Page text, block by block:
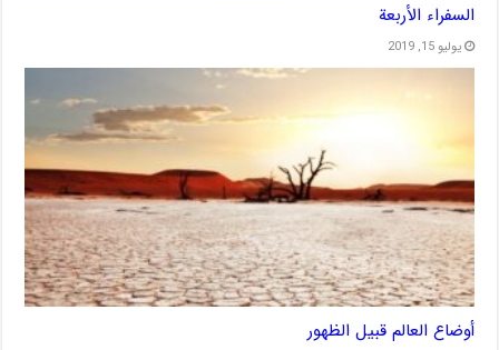
السفراء الأربعة
يوليو 15, 2019
أوضاع العالم قبيل الظهور